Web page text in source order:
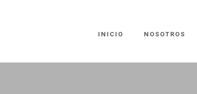
INICIO NOSOTROS